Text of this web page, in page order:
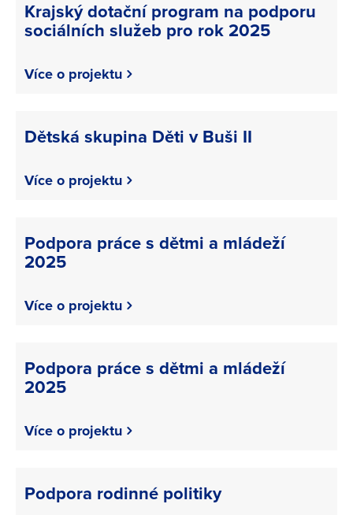
Krajský dotační program na podporu
sociálních služeb pro rok 2025
Více o projektu
Dětská skupina Děti v Buši II
Více o projektu
Podpora práce s dětmi a mládeží
2025
Více o projektu
Podpora práce s dětmi a mládeží
2025
Více o projektu
Podpora rodinné politiky